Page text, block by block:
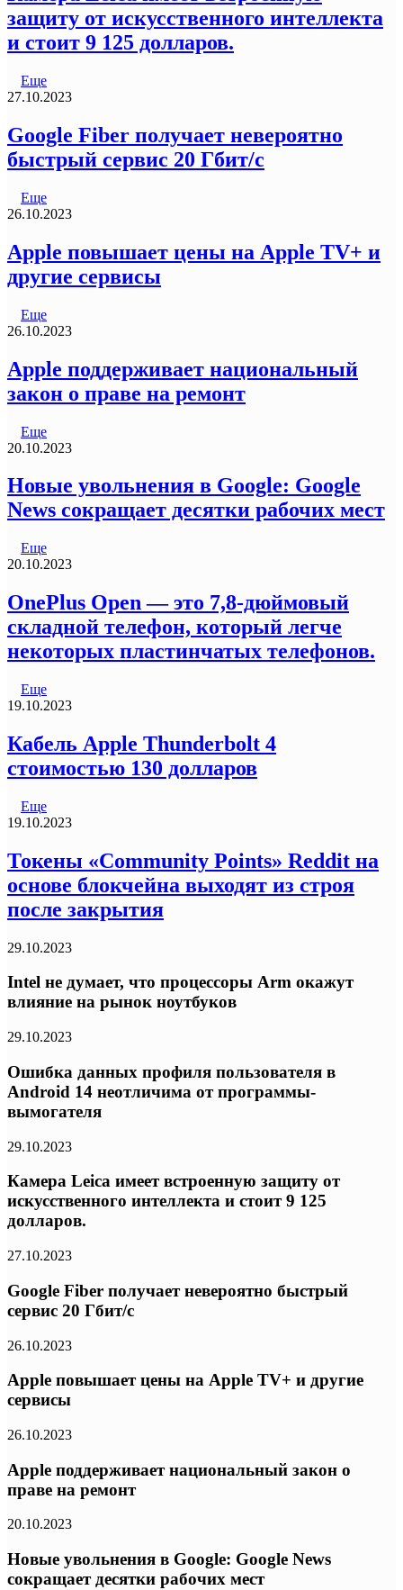
защиту от искусственного интеллекта
и стоит 9 125 долларов.
Еще
27.10.2023
Google Fiber получает невероятно
быстрый сервис 20 Гбит/с
Еще
26.10.2023
Apple повышает цены на Apple TV+ и
другие сервисы
Еще
26.10.2023
Apple поддерживает национальный
закон о праве на ремонт
Еще
20.10.2023
Новые увольнения в Google: Google
News сокращает десятки рабочих мест
Еще
20.10.2023
OnePlus Open — это 7,8-дюймовый
складной телефон, который легче
некоторых пластинчатых телефонов.
Еще
19.10.2023
Кабель Apple Thunderbolt 4
стоимостью 130 долларов
Еще
19.10.2023
Токены «Community Points» Reddit на
основе блокчейна выходят из строя
после закрытия
29.10.2023
Intel не думает, что процессоры Arm окажут
влияние на рынок ноутбуков
29.10.2023
Ошибка данных профиля пользователя в
Android 14 неотличима от программы-
вымогателя
29.10.2023
Камера Leica имеет встроенную защиту от
искусственного интеллекта и стоит 9 125
долларов.
27.10.2023
Google Fiber получает невероятно быстрый
сервис 20 Гбит/с
26.10.2023
Apple повышает цены на Apple TV+ и другие
сервисы
26.10.2023
Apple поддерживает национальный закон о
праве на ремонт
20.10.2023
Новые увольнения в Google: Google News
сокращает десятки рабочих мест